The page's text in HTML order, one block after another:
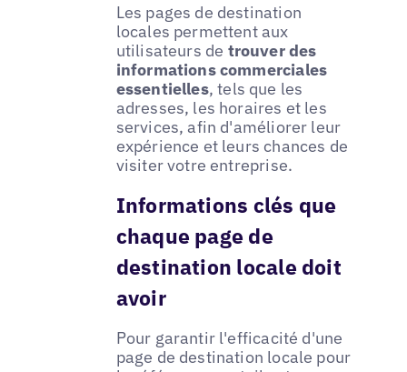
Les pages de destination
locales permettent aux
utilisateurs de trouver des
informations commerciales
essentielles, tels que les
adresses, les horaires et les
services, afin d'améliorer leur
expérience et leurs chances de
visiter votre entreprise.
Informations clés que
chaque page de
destination locale doit
avoir
Pour garantir l'efficacité d'une
page de destination locale pour